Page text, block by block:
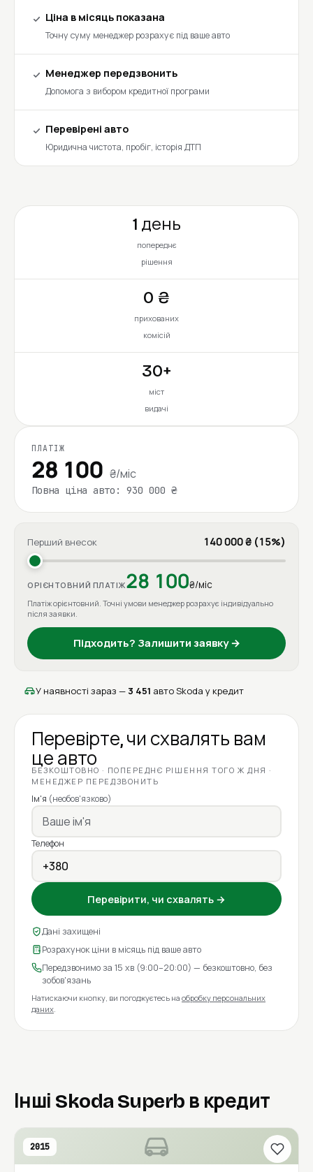
Ціна в місяць показана
Точну суму менеджер розрахує під ваше авто
Менеджер передзвонить
Допомога з вибором кредитної програми
Перевірені авто
Юридична чистота, пробіг, історія ДТП
1 день
попереднє
рішення
0 ₴
прихованих
комісій
30+
міст
видачі
ПЛАТІЖ
28 100 ₴/міс
Повна ціна авто: 930 000 ₴
Перший внесок 140 000 ₴ (15%)
ОРІЄНТОВНИЙ ПЛАТІЖ28 100₴/міс
Платіж орієнтовний. Точні умови менеджер розрахує індивідуально
після заявки.
Підходить? Залишити заявку →
У наявності зараз — 3 451 авто Skoda у кредит
Перевірте, чи схвалять вам
це авто
БЕЗКОШТОВНО · ПОПЕРЕДНЄ РІШЕННЯ ТОГО Ж ДНЯ ·
МЕНЕДЖЕР ПЕРЕДЗВОНИТЬ
Ім'я (необов'язково)
Телефон
Перевірити, чи схвалять →
Дані захищені
Розрахунок ціни в місяць під ваше авто
Передзвонимо за 15 хв (9:00–20:00) — безкоштовно, без
зобов'язань
Натискаючи кнопку, ви погоджуєтесь на обробку персональних
даних.
Інші Skoda Superb в кредит
2015